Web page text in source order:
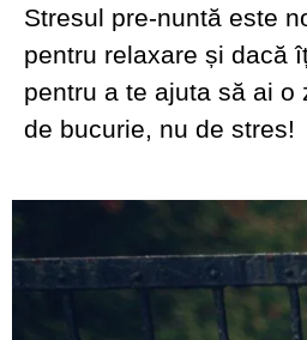
Stresul pre-nuntă este
pentru relaxare și dacă
pentru a te ajuta să ai
de bucurie, nu de stres!